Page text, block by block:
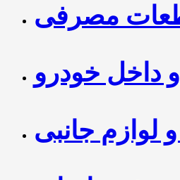
مصرفی
و داخل خودرو
لوازم جانبی